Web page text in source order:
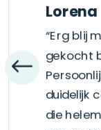
Lorena
“Erg blij
gekocht
duidelijk
die